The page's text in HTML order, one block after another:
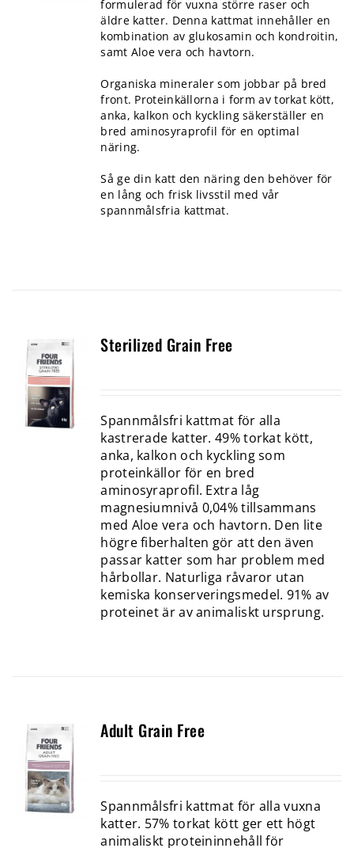
formulerad för vuxna större raser och
äldre katter. Denna kattmat innehåller en
kombination av glukosamin och kondroitin,
samt Aloe vera och havtorn.
Organiska mineraler som jobbar på bred
front. Proteinkällorna i form av torkat kött,
anka, kalkon och kyckling säkerställer en
bred aminosyraprofil för en optimal
näring.
Så ge din katt den näring den behöver för
en lång och frisk livsstil med vår
spannmålsfria kattmat.
Sterilized Grain Free
Spannmålsfri kattmat för alla
kastrerade katter. 49% torkat kött,
anka, kalkon och kyckling som
proteinkällor för en bred
aminosyraprofil. Extra låg
magnesiumnivå 0,04% tillsammans
med Aloe vera och havtorn. Den lite
högre fiberhalten gör att den även
passar katter som har problem med
hårbollar. Naturliga råvaror utan
kemiska konserveringsmedel. 91% av
proteinet är av animaliskt ursprung.
Adult Grain Free
Spannmålsfri kattmat för alla vuxna
katter. 57% torkat kött ger ett högt
animaliskt proteininnehåll för